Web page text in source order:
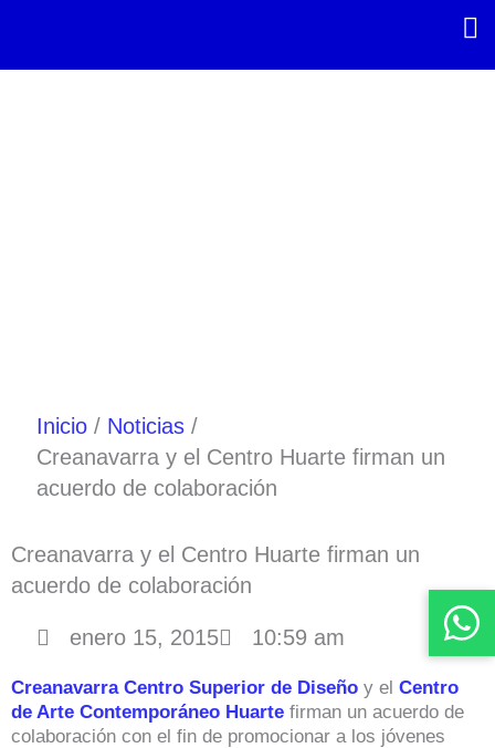
contenido
Inicio
Noticias
Creanavarra y el Centro Huarte firman un
acuerdo de colaboración
Creanavarra y el Centro Huarte firman un
acuerdo de colaboración
enero 15, 2015 10:59 am
Creanavarra Centro Superior de Diseño y el Centro
de Arte Contemporáneo Huarte firman un acuerdo de
colaboración con el fin de promocionar a los jóvenes